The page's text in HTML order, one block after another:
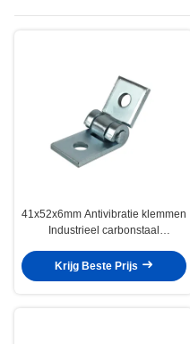
41x52x6mm Antivibratie klemmen
Industrieel carbonstaal
Krijg Beste Prijs